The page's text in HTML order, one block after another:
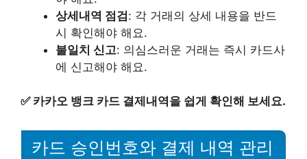
상세내역 점검: 각 거래의 상세 내용을 반드
시 확인해야 해요.
불일치 신고: 의심스러운 거래는 즉시 카드사
에 신고해야 해요.
✅ 카카오 뱅크 카드 결제내역을 쉽게 확인해 보세요.
카드 승인번호와 결제 내역 관리